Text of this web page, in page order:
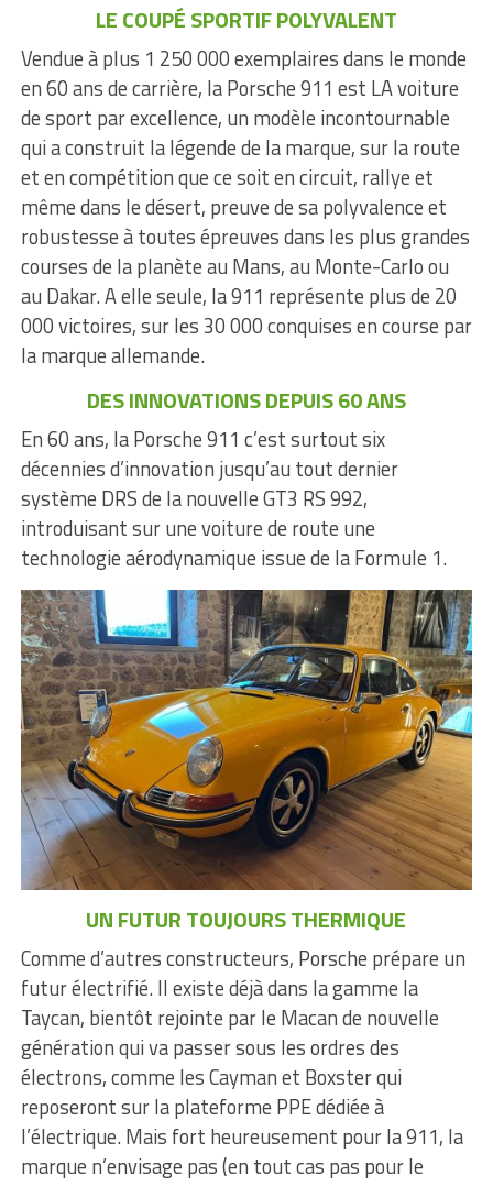
LE COUPÉ SPORTIF POLYVALENT
Vendue à plus 1 250 000 exemplaires dans le monde
en 60 ans de carrière, la Porsche 911 est LA voiture
de sport par excellence, un modèle incontournable
qui a construit la légende de la marque, sur la route
et en compétition que ce soit en circuit, rallye et
même dans le désert, preuve de sa polyvalence et
robustesse à toutes épreuves dans les plus grandes
courses de la planète au Mans, au Monte-Carlo ou
au Dakar. A elle seule, la 911 représente plus de 20
000 victoires, sur les 30 000 conquises en course par
la marque allemande.
DES INNOVATIONS DEPUIS 60 ANS
En 60 ans, la Porsche 911 c’est surtout six
décennies d’innovation jusqu’au tout dernier
système DRS de la nouvelle GT3 RS 992,
introduisant sur une voiture de route une
technologie aérodynamique issue de la Formule 1.
UN FUTUR TOUJOURS THERMIQUE
Comme d’autres constructeurs, Porsche prépare un
futur électrifié. Il existe déjà dans la gamme la
Taycan, bientôt rejointe par le Macan de nouvelle
génération qui va passer sous les ordres des
électrons, comme les Cayman et Boxster qui
reposeront sur la plateforme PPE dédiée à
l’électrique. Mais fort heureusement pour la 911, la
marque n’envisage pas (en tout cas pas pour le